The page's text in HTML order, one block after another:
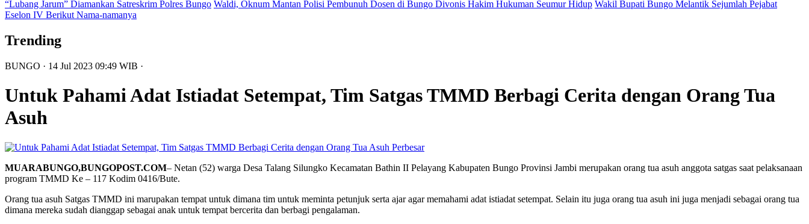
“Lubang Jarum” Diamankan Satreskrim Polres Bungo Waldi, Oknum Mantan Polisi Pembunuh Dosen di Bungo Divonis Hakim Hukuman Seumur Hidup Wakil Bupati Bungo Melantik Sejumlah Pejabat
Eselon IV Berikut Nama-namanya
Trending
BUNGO · 14 Jul 2023 09:49 WIB ·
Untuk Pahami Adat Istiadat Setempat, Tim Satgas TMMD Berbagi Cerita dengan Orang Tua
Asuh
Perbesar
MUARABUNGO,BUNGOPOST.COM– Netan (52) warga Desa Talang Silungko Kecamatan Bathin II Pelayang Kabupaten Bungo Provinsi Jambi merupakan orang tua asuh anggota satgas saat pelaksanaan
program TMMD Ke – 117 Kodim 0416/Bute.
Orang tua asuh Satgas TMMD ini marupakan tempat untuk dimana tim untuk meminta petunjuk serta ajar agar memahami adat istiadat setempat. Selain itu juga orang tua asuh ini juga menjadi sebagai orang tua
dimana mereka sudah dianggap sebagai anak untuk tempat bercerita dan berbagi pengalaman.